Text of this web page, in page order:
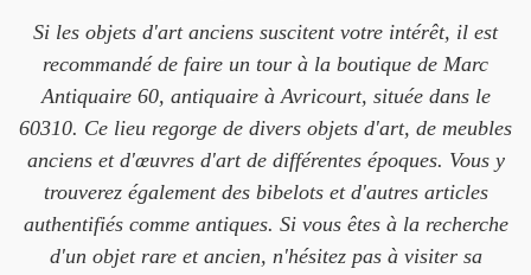
Si les objets d'art anciens suscitent votre intérêt, il est
recommandé de faire un tour à la boutique de Marc
Antiquaire 60, antiquaire à Avricourt, située dans le
60310. Ce lieu regorge de divers objets d'art, de meubles
anciens et d'œuvres d'art de différentes époques. Vous y
trouverez également des bibelots et d'autres articles
authentifiés comme antiques. Si vous êtes à la recherche
d'un objet rare et ancien, n'hésitez pas à visiter sa